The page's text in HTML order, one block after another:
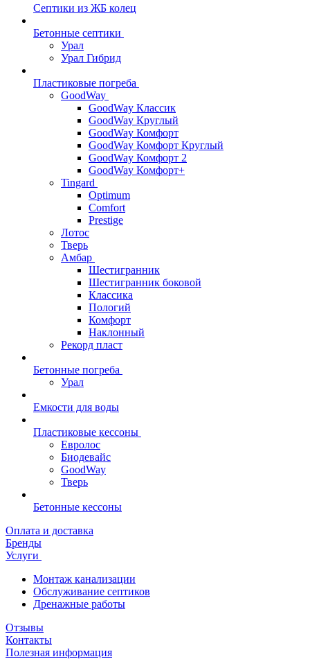
Септики из ЖБ колец
Бетонные септики
Урал
Урал Гибрид
Пластиковые погреба
GoodWay
GoodWay Классик
GoodWay Круглый
GoodWay Комфорт
GoodWay Комфорт Круглый
GoodWay Комфорт 2
GoodWay Комфорт+
Tingard
Optimum
Comfort
Prestige
Лотос
Тверь
Амбар
Шестигранник
Шестигранник боковой
Классика
Пологий
Комфорт
Наклонный
Рекорд пласт
Бетонные погреба
Урал
Емкости для воды
Пластиковые кессоны
Евролос
Биодевайс
GoodWay
Тверь
Бетонные кессоны
Оплата и доставка
Бренды
Услуги
Монтаж канализации
Обслуживание септиков
Дренажные работы
Отзывы
Контакты
Полезная информация